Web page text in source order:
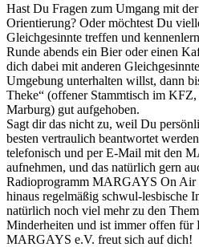
Hast Du Fragen zum Umgang mit
Orientierung? Oder möchtest Du
Gleichgesinnte treffen und
Runde abends ein Bier oder einen
dich dabei mit anderen
Umgebung unterhalten willst, dann
Theke“ (offener Stammtisch im
Marburg) gut aufgehoben.
Sagt dir das nicht zu, weil Du
besten vertraulich beantwortet
telefonisch und per E-Mail mit den
aufnehmen, und das natürlich gern
Radioprogramm MARGAYS On Air
hinaus regelmäßig schwul-lesbische
natürlich noch viel mehr zu den
Minderheiten und ist immer offen für
MARGAYS e.V. freut sich auf dich!